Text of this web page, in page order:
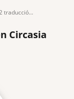
traducció...
Circasia